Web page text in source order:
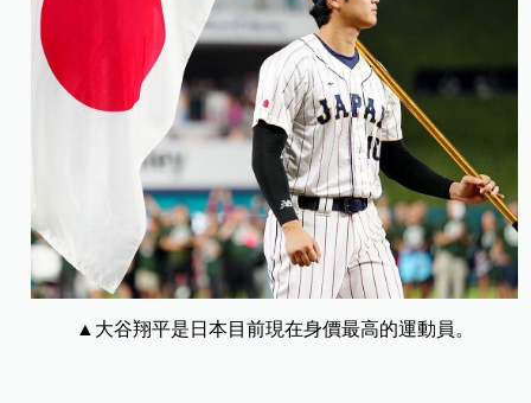
▲ 大谷翔平是日本目前現在身價最高的運動員。